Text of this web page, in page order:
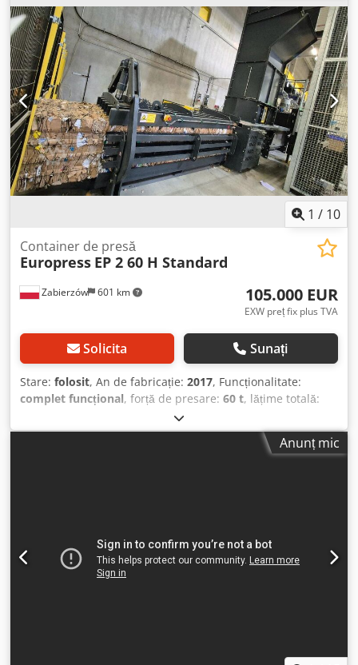
cardboard, plastic film (LDPE), PET bottles, paper, and
other recyclable materials. The machine comes from a
recycling facility and features a heavy-duty industrial
construction, making it suitable for waste management
companies, recycling plants, warehouses, logistics centers,
and industrial operations. Specifications Manufacturer:
Bergmann Model: SB 600-58 Year: 1991 Machine weight:
810 kg Crjdpfx Afjzntxasiof Heavy-duty steel construction
Suitable for cardboard, plastic film, paper, PET and other
recyclable materials Condition Used industrial machine.
Sold in the condition shown in the photos. Inspection is
welcome by appointment.
1 / 10
Zabierzów 601 km
Container de presă
Europress EP 2 60 H Standard
105.000 EUR
EXW preț fix plus TVA
Solicita Sunați
Stare: folosit, An de fabricație: 2017, Funcționalitate:
complet funcțional, forță de presare: 60 t, lățime totală:
11.940 mm
6.100 mm, greutate totală:14.000 kg, capacitate rezervoar:
, temperatura
materialelor reciclabile. Mașina este ideală pentru
procesarea de maculatură, carton, folie, mase plastice și
alte materiale destinate reciclării. Construcția robustă și
Anunț mic